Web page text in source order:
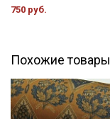
750 руб.
Похожие товары